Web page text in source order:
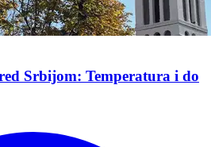
Srbijom: Temperatura i do